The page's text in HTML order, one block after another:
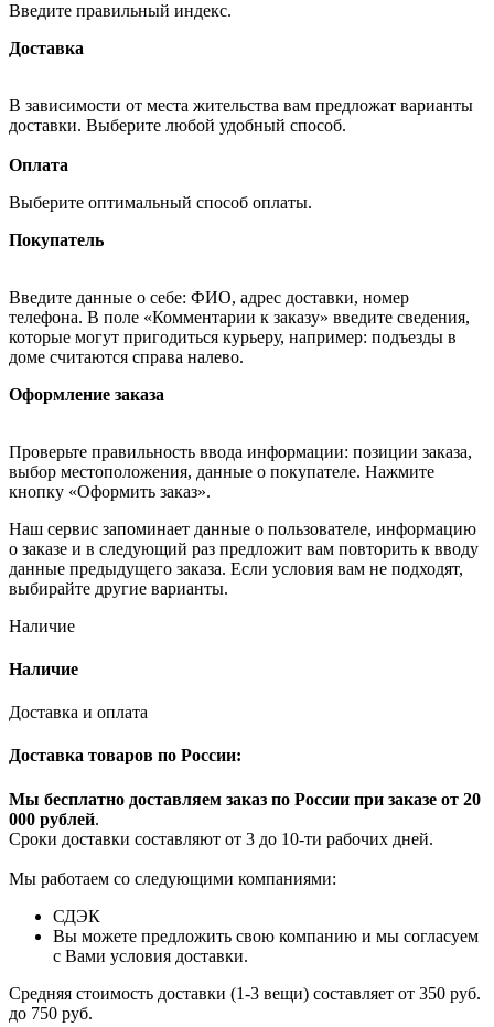
Введите правильный индекс.
Доставка
В зависимости от места жительства вам предложат варианты
доставки. Выберите любой удобный способ.
Оплата
Выберите оптимальный способ оплаты.
Покупатель
Введите данные о себе: ФИО, адрес доставки, номер
телефона. В поле «Комментарии к заказу» введите сведения,
которые могут пригодиться курьеру, например: подъезды в
доме считаются справа налево.
Оформление заказа
Проверьте правильность ввода информации: позиции заказа,
выбор местоположения, данные о покупателе. Нажмите
кнопку «Оформить заказ».
Наш сервис запоминает данные о пользователе, информацию
о заказе и в следующий раз предложит вам повторить к вводу
данные предыдущего заказа. Если условия вам не подходят,
выбирайте другие варианты.
Наличие
Наличие
Доставка и оплата
Доставка товаров по России:
Мы бесплатно доставляем заказ по России при заказе от 20
000 рублей.
Сроки доставки составляют от 3 до 10-ти рабочих дней.
Мы работаем со следующими компаниями:
СДЭК
Вы можете предложить свою компанию и мы согласуем
с Вами условия доставки.
Средняя стоимость доставки (1-3 вещи) составляет от 350 руб.
до 750 руб.